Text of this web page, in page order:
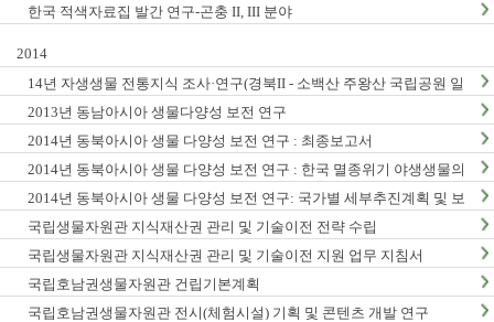
한국 적색자료집 발간 연구-곤충 II, III 분야
2014
14년 자생생물 전통지식 조사·연구(경북II - 소백산 주왕산 국립공원 일
대, 충남지역 Ⅱ - 계룡산 태안해안국립공원 일대)
2013년 동남아시아 생물다양성 보전 연구
2014년 동북아시아 생물 다양성 보전 연구 : 최종보고서
2014년 동북아시아 생물 다양성 보전 연구 : 한국 멸종위기 야생생물의
동북아시아 분포현황
2014년 동북아시아 생물 다양성 보전 연구: 국가별 세부추진계획 및 보
전정책지원 전략보고서
국립생물자원관 지식재산권 관리 및 기술이전 전략 수립
국립생물자원관 지식재산권 관리 및 기술이전 지원 업무 지침서
국립호남권생물자원관 건립기본계획
국립호남권생물자원관 전시(체험시설) 기획 및 콘텐츠 개발 연구